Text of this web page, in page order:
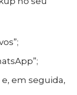
e, em seguida,